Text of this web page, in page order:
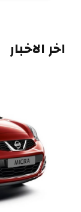
اخر الاخبار